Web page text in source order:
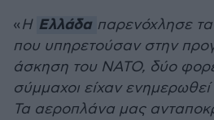
«Η Ελλάδα παρενόχλησε
που υπηρετούσαν στην
άσκηση του ΝΑΤΟ, δύο
σύμμαχοι είχαν
Τα αεροπλάνα μας